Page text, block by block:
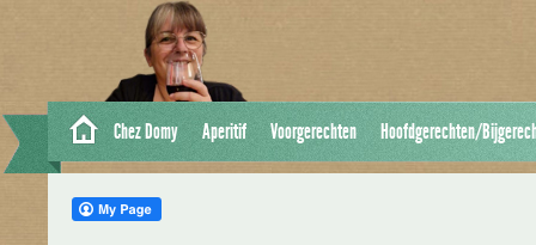
Chez Domy Aperitif Voorgerechten Hoofdgerechten/